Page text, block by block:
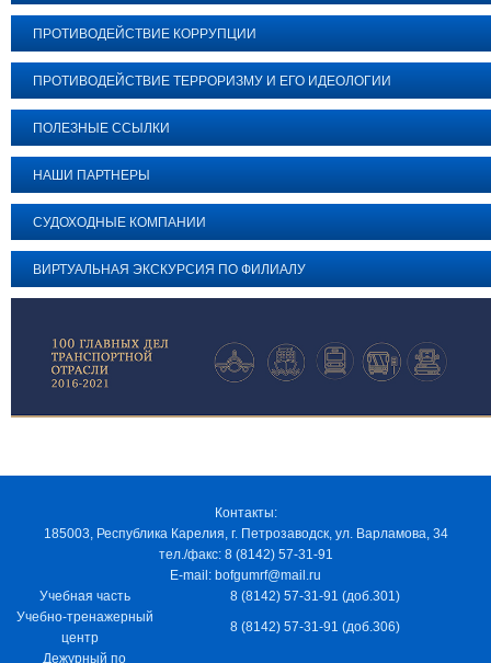
ПРОТИВОДЕЙСТВИЕ КОРРУПЦИИ
ПРОТИВОДЕЙСТВИЕ ТЕРРОРИЗМУ И ЕГО ИДЕОЛОГИИ
ПОЛЕЗНЫЕ ССЫЛКИ
НАШИ ПАРТНЕРЫ
СУДОХОДНЫЕ КОМПАНИИ
ВИРТУАЛЬНАЯ ЭКСКУРСИЯ ПО ФИЛИАЛУ
Контакты:
185003, Республика Карелия, г. Петрозаводск, ул. Варламова, 34
тел./факс: 8 (8142) 57-31-91
E-mail: bofgumrf@mail.ru
Учебная часть
8 (8142) 57-31-91 (доб.301)
Учебно-тренажерный
центр
8 (8142) 57-31-91 (доб.306)
Дежурный по